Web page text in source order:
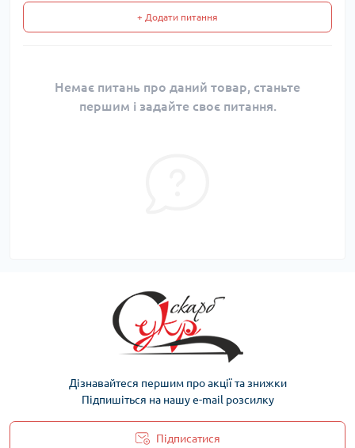
+ Додати питання
Немає питань про даний товар, станьте
першим і задайте своє питання.
Дізнавайтеся першим про акції та знижки
Підпишіться на нашу e-mail розсилку
Підписатися